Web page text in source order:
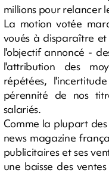
millions pour relancer
La motion votée
voués à disparaître
l'objectif annoncé -
l'attribution des
répétées,
pérennité de nos
salariés.
Comme la plupart
news magazine
publicitaires et ses
une baisse des